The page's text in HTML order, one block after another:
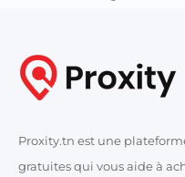
Proxity.tn est une
gratuites qui vous aide à